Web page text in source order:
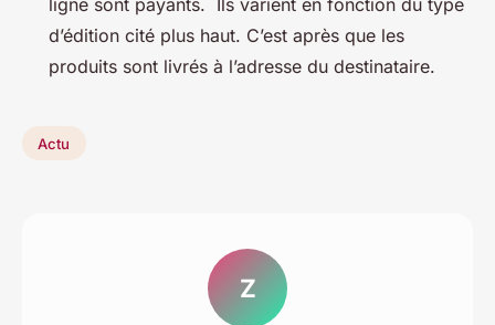
d’édition cité plus haut. C’est après que les
produits sont livrés à l’adresse du destinataire.
Actu
Z